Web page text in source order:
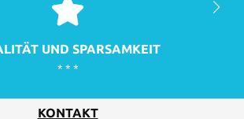
UND SPARSAMKEIT
* * *
KONTAKT